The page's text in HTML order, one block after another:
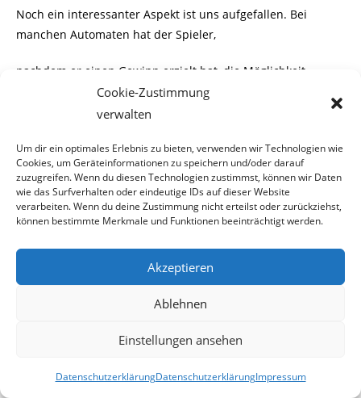
Cookie-Zustimmung
verwalten
Um dir ein optimales Erlebnis zu bieten, verwenden wir Technologien wie
Cookies, um Geräteinformationen zu speichern und/oder darauf
zuzugreifen. Wenn du diesen Technologien zustimmst, können wir Daten
wie das Surfverhalten oder eindeutige IDs auf dieser Website
verarbeiten. Wenn du deine Zustimmung nicht erteilst oder zurückziehst,
können bestimmte Merkmale und Funktionen beeinträchtigt werden.
Akzeptieren
Ablehnen
Einstellungen ansehen
DatenschutzerklärungDatenschutzerklärungImpressum
Noch ein interessanter Aspekt ist uns aufgefallen. Bei
manchen Automaten hat der Spieler,
nachdem er einen Gewinn erzielt hat, die Möglichkeit
„doppelt oder nichts“weiterzuspielen.
aufgefordert.
Bei allen von uns gestesteten Automaten konnte man durch
das Erraten von Spielkarten,
Allein durch diese Möglichkeit, vom 5,- Euro-Einsatz ganz
abgesehen, ist es Tatsache, dass
die vom Gesetzgeber vorgeschriebenen Bestimmungen für
nicht